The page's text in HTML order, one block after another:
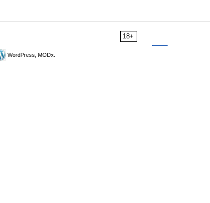
18+
WordPress, MODx.